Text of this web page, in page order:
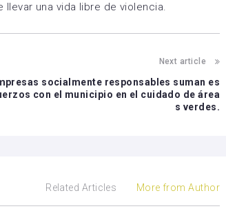
una vida libre de violencia.
Next article
socialmente responsables suman es
con el municipio en el cuidado de área
s verdes.
Related Articles More from Author